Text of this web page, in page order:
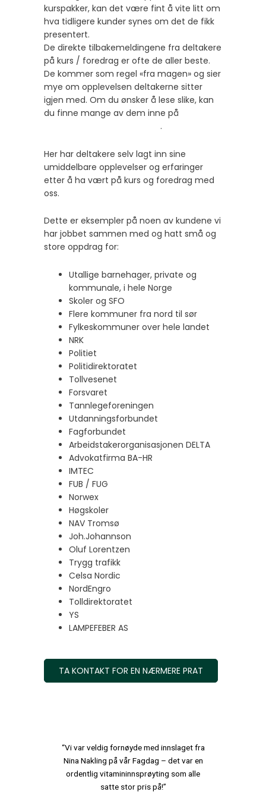
kurspakker, kan det være fint å vite litt om
hva tidligere kunder synes om det de fikk
presentert.
De direkte tilbakemeldingene fra deltakere
på kurs / foredrag er ofte de aller beste.
De kommer som regel «fra magen» og sier
mye om opplevelsen deltakerne sitter
igjen med. Om du ønsker å lese slike, kan
du finne mange av dem inne på
.
Her har deltakere selv lagt inn sine
umiddelbare opplevelser og erfaringer
etter å ha vært på kurs og foredrag med
oss.
Dette er eksempler på noen av kundene vi
har jobbet sammen med og hatt små og
store oppdrag for:
Utallige barnehager, private og
kommunale, i hele Norge
Skoler og SFO
Flere kommuner fra nord til sør
Fylkeskommuner over hele landet
NRK
Politiet
Politidirektoratet
Tollvesenet
Forsvaret
Tannlegeforeningen
Utdanningsforbundet
Fagforbundet
Arbeidstakerorganisasjonen DELTA
Advokatfirma BA-HR
IMTEC
FUB / FUG
Norwex
Høgskoler
NAV Tromsø
Joh.Johannson
Oluf Lorentzen
Trygg trafikk
Celsa Nordic
NordEngro
Tolldirektoratet
YS
LAMPEFEBER AS
TA KONTAKT FOR EN NÆRMERE PRAT
“Vi var veldig fornøyde med innslaget fra
Nina Nakling på vår Fagdag – det var en
ordentlig vitamininnsprøyting som alle
satte stor pris på!”